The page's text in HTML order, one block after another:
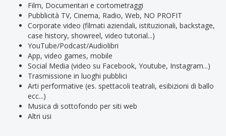
Film, Documentari e cortometraggi
Pubblicità TV, Cinema, Radio, Web, NO PROFIT
Corporate video (filmati aziendali, istituzionali, backstage,
case history, showreel, video tutorial...)
YouTube/Podcast/Audiolibri
App, video games, mobile
Social Media (video su Facebook, Youtube, Instagram...)
Trasmissione in luoghi pubblici
Arti performative (es. spettacoli teatrali, esibizioni di ballo
ecc...)
Musica di sottofondo per siti web
Altri usi